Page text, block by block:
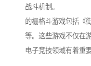
战斗机制。
的栅格斗游戏包括《
等。这些游戏不仅在
电子竞技领域有着重